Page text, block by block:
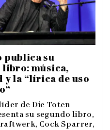
publica su
libro: música,
y la “lírica de uso
de Die Toten
su segundo libro,
Cock Sparrer,